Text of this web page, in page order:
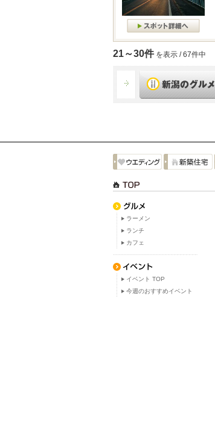
21～30件 を表示 / 67件中
ラーメン
ランチ
カフェ
イベント TOP
今週のおすすめイベント